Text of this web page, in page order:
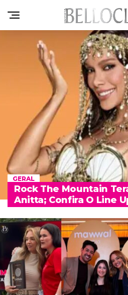
GERAL
Rock The Mountain
Anitta; Confira O Line